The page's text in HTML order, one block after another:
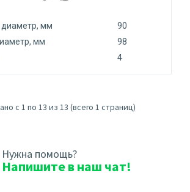
диаметр, мм
90
мм
98
4
с 1 по 13 из 13 (всего 1 страниц)
Нужна помощь?
Напишите в наш чат!